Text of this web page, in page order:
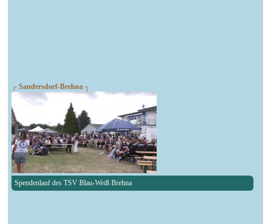
┌ Sandersdorf-Brehna ┐
Spendenlauf des TSV Blau-Weiß Brehna